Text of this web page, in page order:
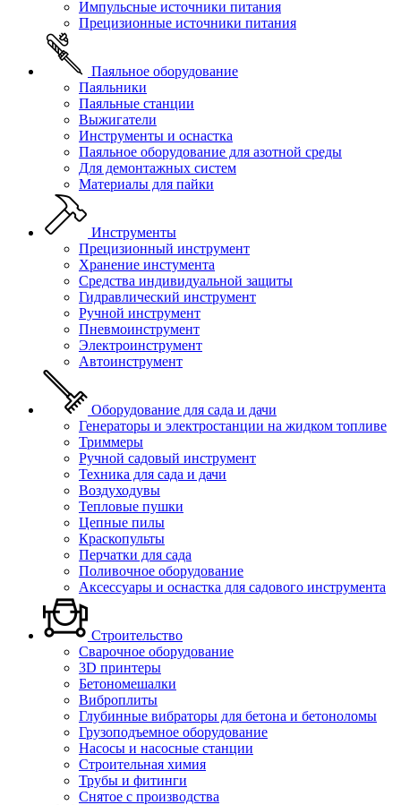
Импульсные источники питания
Прецизионные источники питания
Паяльное оборудование
Паяльники
Паяльные станции
Выжигатели
Инструменты и оснастка
Паяльное оборудование для азотной среды
Для демонтажных систем
Материалы для пайки
Инструменты
Прецизионный инструмент
Хранение инстумента
Средства индивидуальной защиты
Гидравлический инструмент
Ручной инструмент
Пневмоинструмент
Электроинструмент
Автоинструмент
Оборудование для сада и дачи
Генераторы и электростанции на жидком топливе
Триммеры
Ручной садовый инструмент
Техника для сада и дачи
Воздуходувы
Тепловые пушки
Цепные пилы
Краскопульты
Перчатки для сада
Поливочное оборудование
Аксессуары и оснастка для садового инструмента
Строительство
Сварочное оборудование
3D принтеры
Бетономешалки
Виброплиты
Глубинные вибраторы для бетона и бетоноломы
Грузоподъемное оборудование
Насосы и насосные станции
Строительная химия
Трубы и фитинги
Снятое с производства